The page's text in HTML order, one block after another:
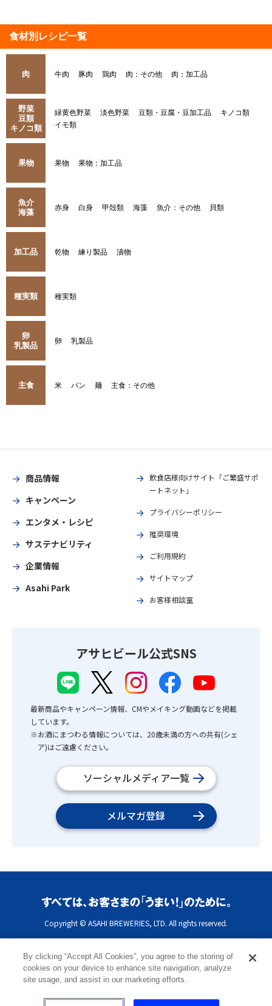
食材別レシピ一覧
肉 牛肉 豚肉 鶏肉 肉：その他 肉：加工品
野菜
豆類
キノコ類
緑黄色野菜 淡色野菜 豆類・豆腐・豆加工品
キノコ類
イモ類
果物 果物 果物：加工品
魚介
海藻
赤身 白身 甲殻類 海藻 魚介：その他 貝類
加工品 乾物 練り製品 漬物
種実類 種実類
卵
乳製品
卵 乳製品
主食 米 パン 麺 主食：その他
商品情報
キャンペーン
エンタメ・レシピ
サステナビリティ
企業情報
Asahi Park
飲食店様向けサイト「ご繁盛サポ
ートネット」
プライバシーポリシー
推奨環境
ご利用規約
サイトマップ
お客様相談室
アサヒビール公式SNS
最新商品やキャンペーン情報、CMやメイキング動画などを掲載
しています。
※お酒にまつわる情報については、20歳未満の方への共有(シェ
ア)はご遠慮ください。
ソーシャルメディア一覧
メルマガ登録
Copyright © ASAHI BREWERIES, LTD. All rights reserved.
By clicking “Accept All Cookies”, you agree to the storing of
cookies on your device to enhance site navigation, analyze
site usage, and assist in our marketing efforts.